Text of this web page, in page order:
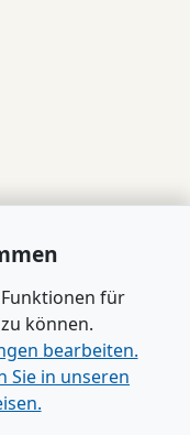
für
können.
bearbeiten.
Sie in unseren